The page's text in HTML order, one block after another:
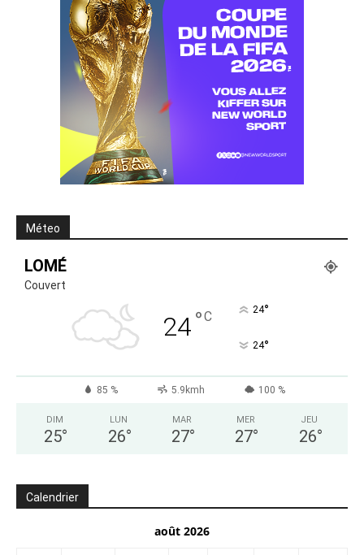
Méteo
LOMÉ
Couvert
24°C 24°
24°
85 % 5.9kmh 100 %
DIM
25°
LUN
26°
MAR
27°
MER
27°
JEU
26°
Calendrier
août 2026